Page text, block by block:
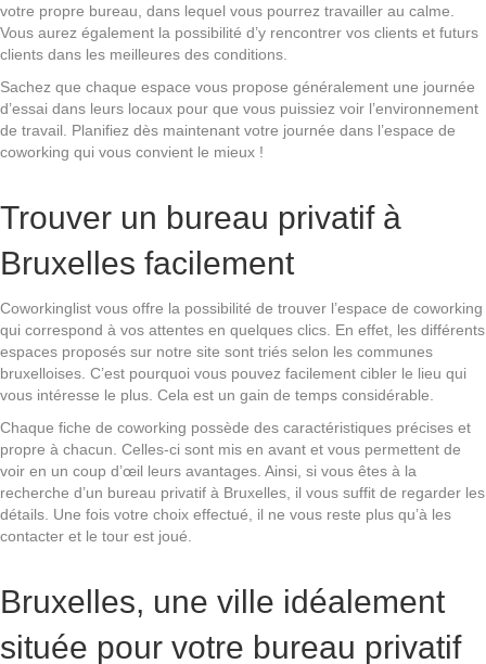
votre propre bureau, dans lequel vous pourrez travailler au calme.
Vous aurez également la possibilité d’y rencontrer vos clients et futurs
clients dans les meilleures des conditions.
Sachez que chaque espace vous propose généralement une journée
d’essai dans leurs locaux pour que vous puissiez voir l’environnement
de travail. Planifiez dès maintenant votre journée dans l’espace de
coworking qui vous convient le mieux !
Trouver un bureau privatif à
Bruxelles facilement
Coworkinglist vous offre la possibilité de trouver l’espace de coworking
qui correspond à vos attentes en quelques clics. En effet, les différents
espaces proposés sur notre site sont triés selon les communes
bruxelloises. C’est pourquoi vous pouvez facilement cibler le lieu qui
vous intéresse le plus. Cela est un gain de temps considérable.
Chaque fiche de coworking possède des caractéristiques précises et
propre à chacun. Celles-ci sont mis en avant et vous permettent de
voir en un coup d’œil leurs avantages. Ainsi, si vous êtes à la
recherche d’un bureau privatif à Bruxelles, il vous suffit de regarder les
détails. Une fois votre choix effectué, il ne vous reste plus qu’à les
contacter et le tour est joué.
Bruxelles, une ville idéalement
située pour votre bureau privatif